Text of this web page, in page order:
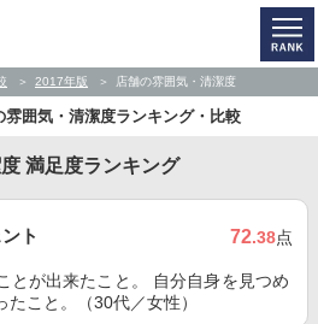
2017年版 店舗の雰囲気・清潔度
雰囲気・清潔度ランキング・比較
満足度ランキング
ト 72.38点
とが出来たこと。 自分自身を見つめ
こと。（30代／女性）